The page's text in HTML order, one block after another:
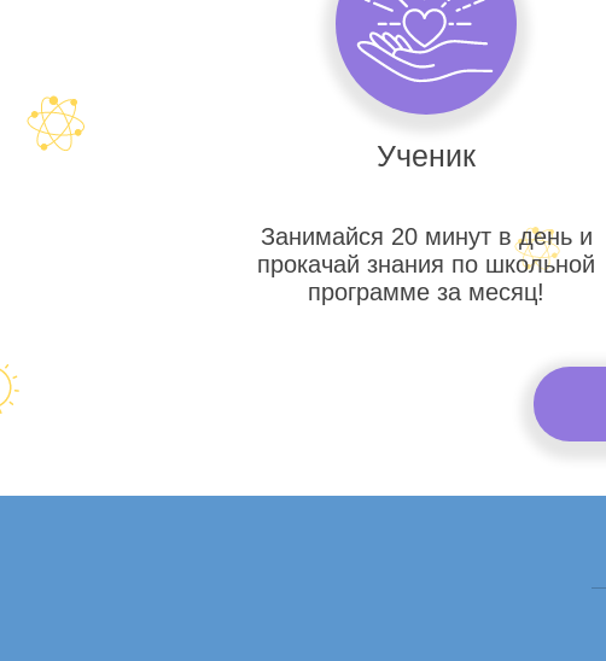
Ученик
Занимайся 20 минут в день и
прокачай знания по школьной
программе за месяц!